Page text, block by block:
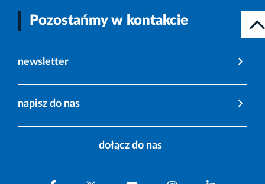
Pozostańmy w kontakcie
newsletter
napisz do nas
dołącz do nas